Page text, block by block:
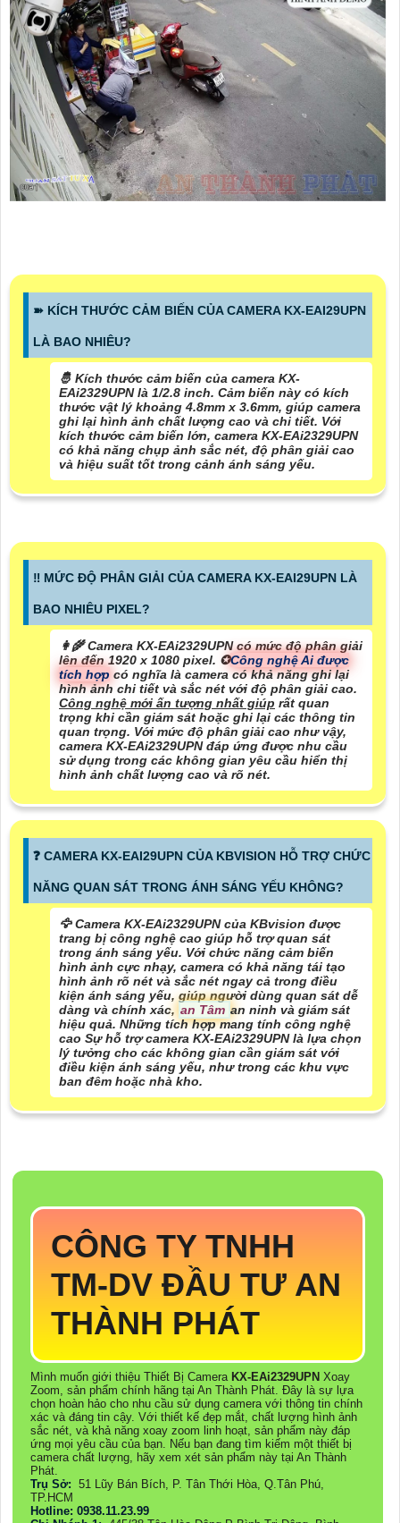
➽ KÍCH THƯỚC CẢM BIẾN CỦA CAMERA KX-EAI29UPN
LÀ BAO NHIÊU?
🤴 Kích thước cảm biến của camera KX-
EAi2329UPN là 1/2.8 inch. Cảm biến này có kích
thước vật lý khoảng 4.8mm x 3.6mm, giúp camera
ghi lại hình ảnh chất lượng cao và chi tiết. Với
kích thước cảm biến lớn, camera KX-EAi2329UPN
có khả năng chụp ảnh sắc nét, độ phân giải cao
và hiệu suất tốt trong cảnh ánh sáng yếu.
‼️ MỨC ĐỘ PHÂN GIẢI CỦA CAMERA KX-EAI29UPN LÀ
BAO NHIÊU PIXEL?
👩‍🌾 Camera KX-EAi2329UPN có mức độ phân giải
lên đến 1920 x 1080 pixel. ✪Công nghệ Ai được
tích hợp có nghĩa là camera có khả năng ghi lại
hình ảnh chi tiết và sắc nét với độ phân giải cao.
Công nghệ mới ấn tượng nhất giúp rất quan
trọng khi cần giám sát hoặc ghi lại các thông tin
quan trọng. Với mức độ phân giải cao như vậy,
camera KX-EAi2329UPN đáp ứng được nhu cầu
sử dụng trong các không gian yêu cầu hiển thị
hình ảnh chất lượng cao và rõ nét.
️❓ CAMERA KX-EAI29UPN CỦA KBVISION HỖ TRỢ CHỨC
NĂNG QUAN SÁT TRONG ÁNH SÁNG YẾU KHÔNG?
🦅 Camera KX-EAi2329UPN của KBvision được
trang bị công nghệ cao giúp hỗ trợ quan sát
trong ánh sáng yếu. Với chức năng cảm biến
hình ảnh cực nhạy, camera có khả năng tái tạo
hình ảnh rõ nét và sắc nét ngay cả trong điều
kiện ánh sáng yếu, giúp người dùng quan sát dễ
dàng và chính xác, an Tâm an ninh và giám sát
hiệu quả. Những tích hợp mang tính công nghệ
cao Sự hỗ trợ camera KX-EAi2329UPN là lựa chọn
lý tưởng cho các không gian cần giám sát với
điều kiện ánh sáng yếu, như trong các khu vực
ban đêm hoặc nhà kho.
CÔNG TY TNHH
TM-DV ĐẦU TƯ AN
THÀNH PHÁT
Mình muốn giới thiệu Thiết Bị Camera KX-EAi2329UPN Xoay
Zoom, sản phẩm chính hãng tại An Thành Phát. Đây là sự lựa
chọn hoàn hảo cho nhu cầu sử dụng camera với thông tin chính
xác và đáng tin cậy. Với thiết kế đẹp mắt, chất lượng hình ảnh
sắc nét, và khả năng xoay zoom linh hoạt, sản phẩm này đáp
ứng mọi yêu cầu của bạn. Nếu bạn đang tìm kiếm một thiết bị
camera chất lượng, hãy xem xét sản phẩm này tại An Thành
Phát.
Trụ Sở: 51 Lũy Bán Bích, P. Tân Thới Hòa, Q.Tân Phú,
TP.HCM
Hotline: 0938.11.23.99